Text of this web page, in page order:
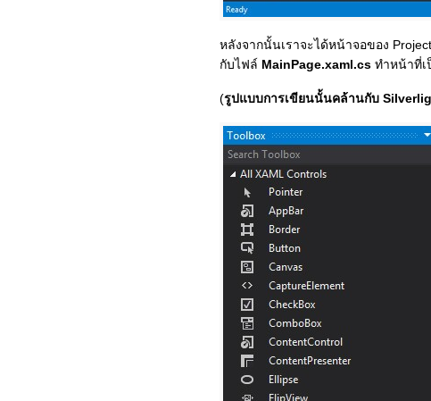
หลังจากนั้นเราจะได้หน้าจอของ
กับไฟล์ MainPage.xaml.cs ทำหน้าที่เ
(รูปแบบการเขียนนั้นคล้านกับ